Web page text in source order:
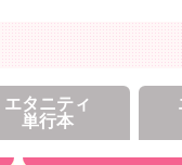
エタニティ
単行本